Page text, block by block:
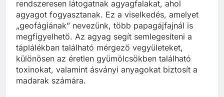
rendszeresen látogatnak agyagfalakat, ahol
agyagot fogyasztanak. Ez a viselkedés, amelyet
„geofágiának” nevezünk, több papagájfajnál is
megfigyelhető. Az agyag segít semlegesíteni a
táplálékban található mérgező vegyületeket,
különösen az éretlen gyümölcsökben található
toxinokat, valamint ásványi anyagokat biztosít a
madarak számára.